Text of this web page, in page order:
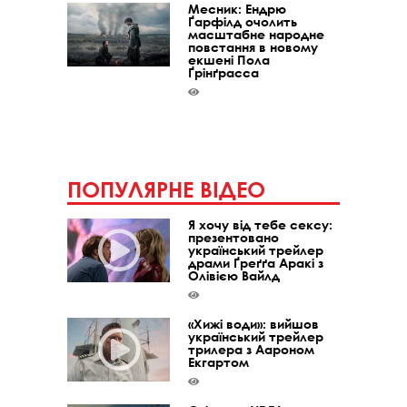
Месник: Ендрю
Ґарфілд очолить
масштабне народне
повстання в новому
екшені Пола
Ґрінґрасса
ПОПУЛЯРНЕ ВІДЕО
Я хочу від тебе сексу:
презентовано
український трейлер
драми Ґреґґа Аракі з
Олівією Вайлд
«Хижі води»: вийшов
український трейлер
трилера з Аароном
Екгартом